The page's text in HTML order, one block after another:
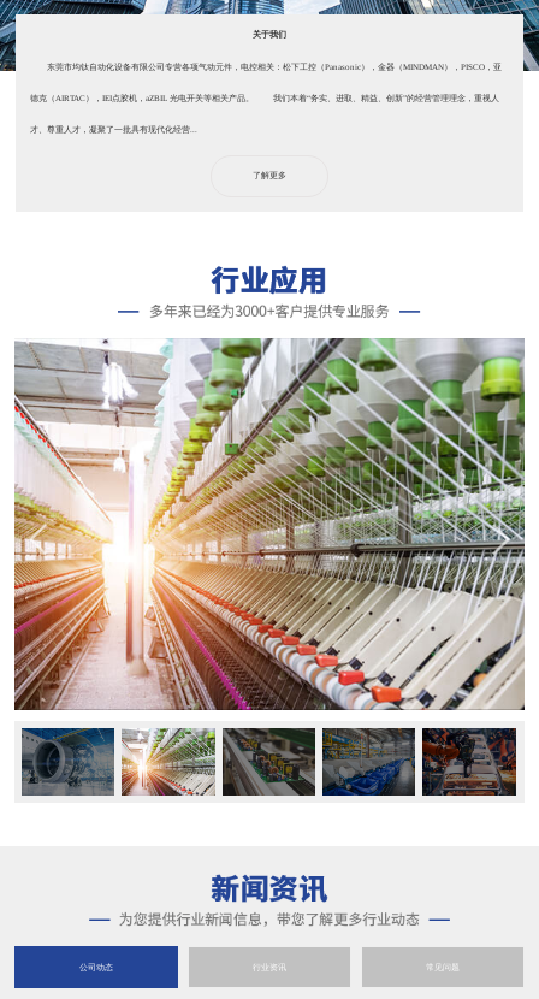
关于我们
东莞市均钛自动化设备有限公司专营各项气动元件，电控相关：松下工控（Panasonic），金器（MINDMAN），PISCO，亚
德克（AIRTAC），IEI点胶机，aZBIL 光电开关等相关产品。 我们本着“务实、进取、精益、创新”的经营管理理念，重视人
才、尊重人才，凝聚了一批具有现代化经营...
了解更多
公司动态 行业资讯 常见问题